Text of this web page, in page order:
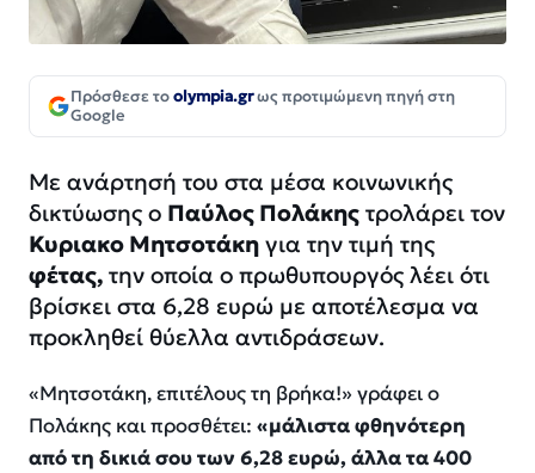
Πρόσθεσε τοolympia.grως προτιμώμενη πηγή στη
Google
Με ανάρτησή του στα μέσα κοινωνικής
δικτύωσης ο Παύλος Πολάκης τρολάρει τον
Κυριακο Μητσοτάκη για την τιμή της
φέτας, την οποία ο πρωθυπουργός λέει ότι
βρίσκει στα 6,28 ευρώ με αποτέλεσμα να
προκληθεί θύελλα αντιδράσεων.
«Μητσοτάκη, επιτέλους τη βρήκα!»γράφει ο
Πολάκης και προσθέτει: «μάλιστα φθηνότερη
από τη δικιά σου των 6,28 ευρώ, άλλα τα 400